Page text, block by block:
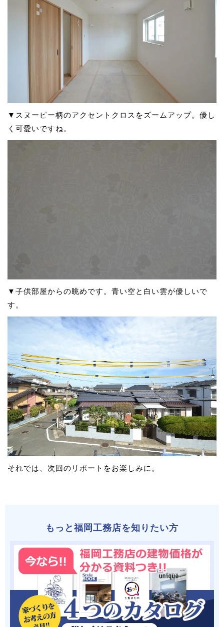
▼スヌーピー柄のアクセントクロスをズームアップ。優し
く可愛いですね。
▼子供部屋からの眺めです。青い空と白い雲が優しいで
す。
それでは、次回のリポートをお楽しみに。
もっと福岡工務店を知りたい方